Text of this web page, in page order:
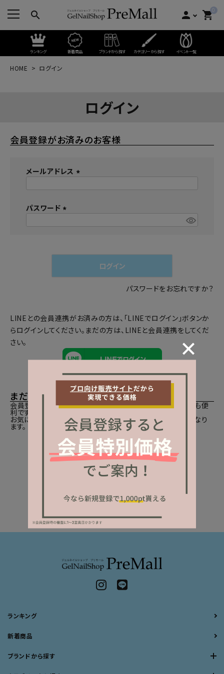
search person 0
shopping_cart
ランキング 新着商品 ブランドから探す カテゴリーから探す イベント一覧
HOME ログイン
ログイン
会員登録がお済みのお客様
メールアドレス
パスワード
)
ログイン
パスワードをお忘れですか？
LINEとの会員連携がお済みの方は、「LINEでログイン」ボタンか
らログインしてください。まだの方は、 LINEと会員連携をしてくだ
さい。
まだご登録がお済みでないお客様
会員登録をしていただきますと、二度目のお買い物時にとても便
利です。
お気に入り商品をご登録いただけるなどお買い物が便利になり
ます。
会員登録
ランキング
新着商品
ブランドから探す